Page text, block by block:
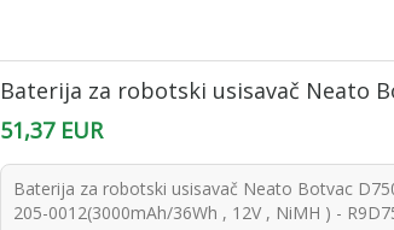
Baterija za robotski usisavač Neato
51,37 EUR
Baterija za robotski usisavač Neato Botvac
205-0012(3000mAh/36Wh , 12V , NiMH ) -